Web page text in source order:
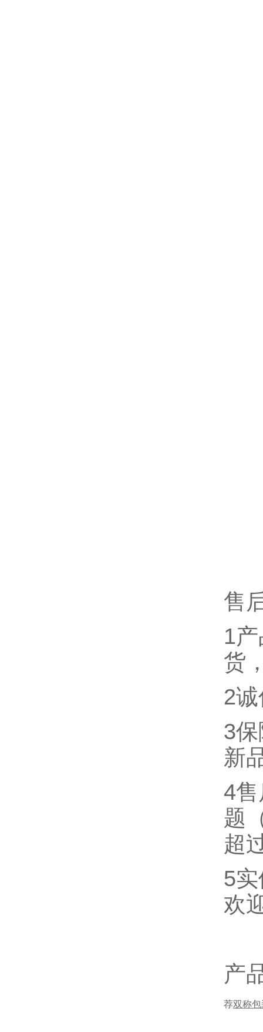
售
1
货
2
3
新
4
题
超
5
欢
产
荐双称